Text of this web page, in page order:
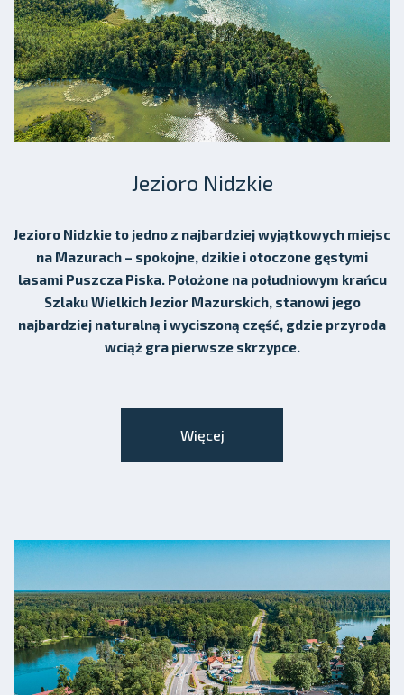
Jezioro Nidzkie
Jezioro Nidzkie to jedno z najbardziej wyjątkowych miejsc
na Mazurach – spokojne, dzikie i otoczone gęstymi
lasami Puszcza Piska. Położone na południowym krańcu
Szlaku Wielkich Jezior Mazurskich, stanowi jego
najbardziej naturalną i wyciszoną część, gdzie przyroda
wciąż gra pierwsze skrzypce.
Więcej